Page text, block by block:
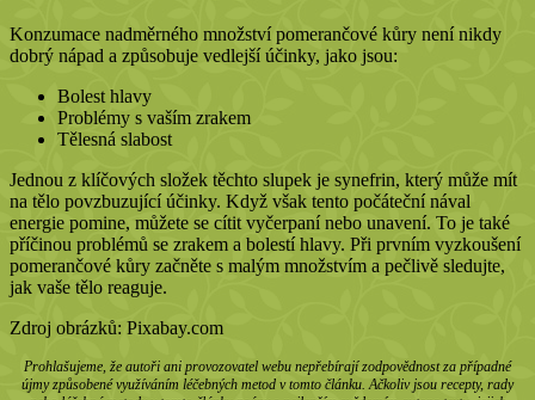
Konzumace nadměrného množství pomerančové kůry není nikdy
dobrý nápad a způsobuje vedlejší účinky, jako jsou:
Bolest hlavy
Problémy s vaším zrakem
Tělesná slabost
Jednou z klíčových složek těchto slupek je synefrin, který může mít
na tělo povzbuzující účinky. Když však tento počáteční nával
energie pomine, můžete se cítit vyčerpaní nebo unavení. To je také
příčinou problémů se zrakem a bolestí hlavy. Při prvním vyzkoušení
pomerančové kůry začněte s malým množstvím a pečlivě sledujte,
jak vaše tělo reaguje.
Zdroj obrázků: Pixabay.com
Prohlašujeme, že autoři ani provozovatel webu nepřebírají zodpovědnost za případné
újmy způsobené využíváním léčebných metod v tomto článku. Ačkoliv jsou recepty, rady